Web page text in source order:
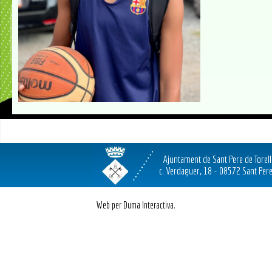
Ajuntament de Sant Pere de
c. Verdaguer, 18 - 08572 Sant
Web per Duma Interactiva.